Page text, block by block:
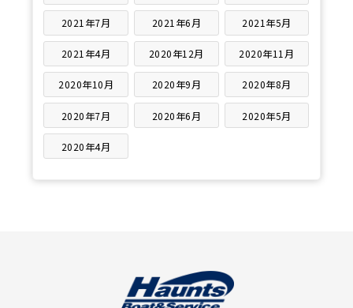
2021年7月 2021年6月 2021年5月
2021年4月 2020年12月 2020年11月
2020年10月 2020年9月 2020年8月
2020年7月 2020年6月 2020年5月
2020年4月